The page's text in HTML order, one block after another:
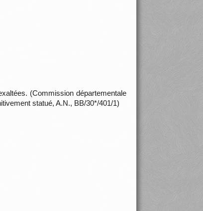
(Commission départementale
statué, A.N., BB/30*/401/1)